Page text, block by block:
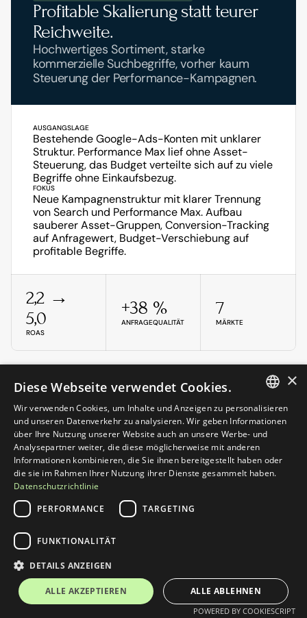
Profitable Skalierung statt teurer
Reichweite.
Hochwertiges Sortiment, starke
kommerzielle Suchbegriffe, vorher kaum
Steuerung der Performance-Kampagnen.
AUSGANGSLAGE
Bestehende Google-Ads-Konten mit unklarer
Struktur. Performance Max lief ohne Asset-
Steuerung, das Budget verteilte sich auf zu viele
Begriffe ohne Einkaufsbezug.
FOKUS
Neue Kampagnenstruktur mit klarer Trennung
von Search und Performance Max. Aufbau
sauberer Asset-Gruppen, Conversion-Tracking
auf Anfragewert, Budget-Verschiebung auf
profitable Begriffe.
2,2 →
5,0
ROAS
+38 %
ANFRAGEQUALITÄT
7
MÄRKTE
CASE 02 · B2B-INDUSTRIE, TECHNISCHE PRODUKTE
Vom Klick zur qualifizierten
Anfrage.
Spezialisierter Anbieter im technischen B2B.
Begrenztes Suchvolumen, dafür
hochwertige Anfragen.
AUSGANGSLAGE
Anfragen kamen überwiegend aus
Bestandskontakten. Google Ads liefen ohne
war nicht messbar.
FOKUS
Conversion-Tracking auf qualifizierte Anfragen,
GERMAN
ENGLISH
×
Diese Webseite verwendet Cookies.
Wir verwenden Cookies, um Inhalte und Anzeigen zu personalisieren
und unseren Datenverkehr zu analysieren. Wir geben Informationen
über Ihre Nutzung unserer Website auch an unsere Werbe- und
Analysepartner weiter, die diese möglicherweise mit anderen
Informationen kombinieren, die Sie ihnen bereitgestellt haben oder
die sie im Rahmen Ihrer Nutzung ihrer Dienste gesammelt haben.
Datenschutzrichtlinie
PERFORMANCE
TARGETING
FUNKTIONALITÄT
DETAILS ANZEIGEN
ALLE AKZEPTIEREN ALLE ABLEHNEN
POWERED BY COOKIESCRIPT